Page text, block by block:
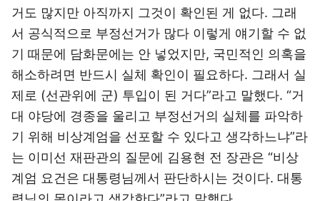
거도 많지만 아직까지 그것이 확인된 게 없다. 그래
서 공식적으로 부정선거가 많다 이렇게 얘기할 수 없
기 때문에 담화문에는 안 넣었지만, 국민적인 의혹을
해소하려면 반드시 실체 확인이 필요하다. 그래서 실
제로 (선관위에 군) 투입이 된 거다”라고 말했다. “거
대 야당에 경종을 울리고 부정선거의 실체를 파악하
기 위해 비상계엄을 선포할 수 있다고 생각하느냐”라
는 이미선 재판관의 질문에 김용현 전 장관은 “비상
계엄 요건은 대통령님께서 판단하시는 것이다. 대통